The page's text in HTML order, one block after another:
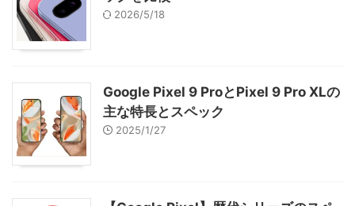
2026/5/18
Google Pixel 9 ProとPixel 9 Pro XLの
主な特長とスペック
2025/1/27